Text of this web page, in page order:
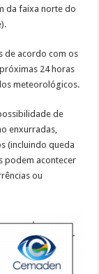
da faixa norte do
de acordo com os
24 horas
meteorológicos.
de
enxurradas,
(incluindo queda
podem acontecer
ou